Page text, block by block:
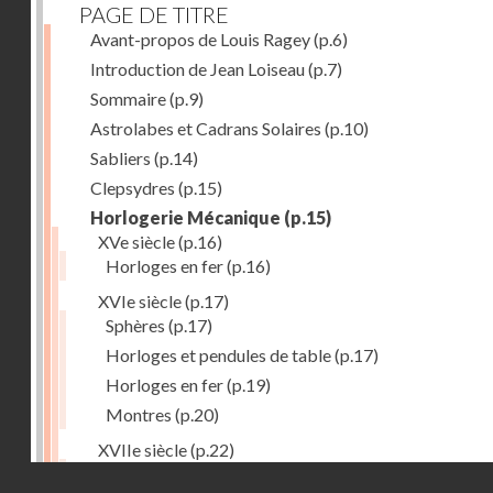
PAGE DE TITRE
Avant-propos de Louis Ragey(p.6)
Introduction de Jean Loiseau(p.7)
Sommaire(p.9)
Astrolabes et Cadrans Solaires (p.10)
Sabliers (p.14)
Clepsydres (p.15)
Horlogerie Mécanique (p.15)
XVe siècle(p.16)
Horloges en fer(p.16)
XVIe siècle(p.17)
Sphères (p.17)
Horloges et pendules de table(p.17)
Horloges en fer(p.19)
Montres (p.20)
XVIIe siècle(p.22)